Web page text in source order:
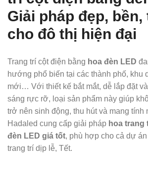
Giải pháp đẹp,
cho đô thị hiện đại
Trang trí cột điện bằng hoa đèn LED
hướng phổ biến tại các thành phố, khu
mới… Với thiết kế bắt mắt, dễ lắp đặt
sáng rực rỡ, loại sản phẩm này giúp
trở nên sinh động, thu hút và mang tính
Hadaled cung cấp giải pháp hoa trang
đèn LED giá tốt, phù hợp cho cả dự
trang trí dịp lễ, Tết.